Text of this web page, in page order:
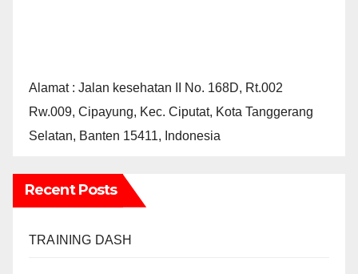
Alamat : Jalan kesehatan II No. 168D, Rt.002
Rw.009, Cipayung, Kec. Ciputat, Kota Tanggerang
Selatan, Banten 15411, Indonesia
Recent Posts
TRAINING DASH